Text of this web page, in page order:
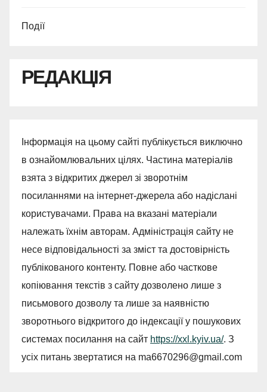
Події
РЕДАКЦІЯ
Інформація на цьому сайті публікується виключно
в ознайомлювальних цілях. Частина матеріалів
взята з відкритих джерел зі зворотнім
посиланнями на інтернет-джерела або надіслані
користувачами. Права на вказані матеріали
належать їхнім авторам. Адміністрація сайту не
несе відповідальності за зміст та достовірність
публікованого контенту. Повне або часткове
копіювання текстів з сайту дозволено лише з
письмового дозволу та лише за наявністю
зворотнього відкритого до індексації у пошукових
системах посилання на сайт https://xxl.kyiv.ua/. З
усіх питань звертатися на ma6670296@gmail.com